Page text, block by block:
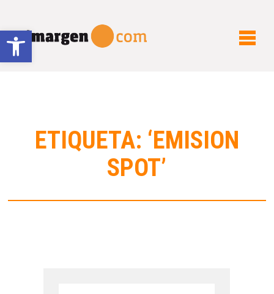
Abrir barra de herramientas
ETIQUETA: ‘EMISION
SPOT’